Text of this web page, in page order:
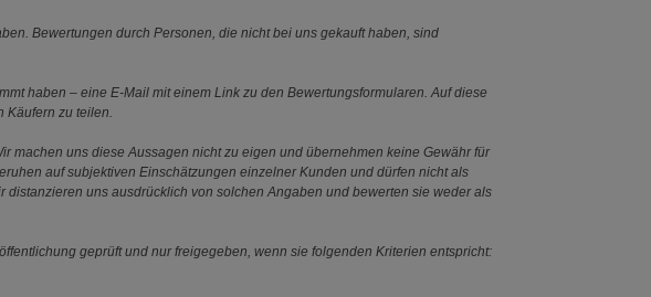
Bewertungen durch Personen, die nicht bei uns gekauft haben, sind
haben – eine E-Mail mit einem Link zu den Bewertungsformularen. Auf diese
Käufern zu teilen.
uns diese Aussagen nicht zu eigen und übernehmen keine Gewähr für
auf subjektiven Einschätzungen einzelner Kunden und dürfen nicht als
uns ausdrücklich von solchen Angaben und bewerten sie weder als
geprüft und nur freigegeben, wenn sie folgenden Kriterien entspricht: